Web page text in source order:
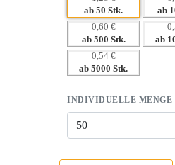
Werbeanbringung.
– Praktische Nutzung fördert
– Perfekte Ergänzung für
Marketingstrategien.
ab 50 Stk. ab
0,60 €
ab 500 Stk. ab
0,54 €
ab 5000 Stk.
INDIVIDUELLE MENGE